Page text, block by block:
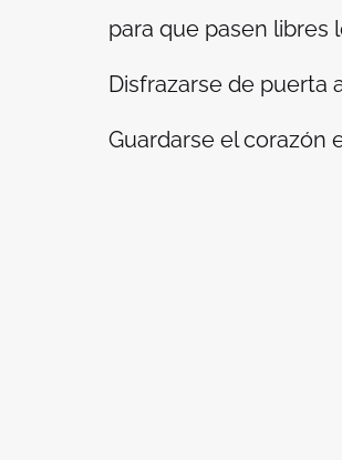
para que pasen libres
Disfrazarse de puerta
Guardarse el corazón